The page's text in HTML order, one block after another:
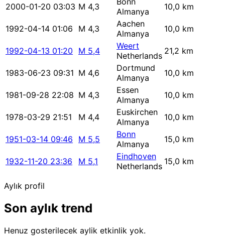
2000-01-20 03:03 M 4,3
Almanya
10,0 km
1992-04-14 01:06 M 4,3
Aachen
Almanya
10,0 km
1992-04-13 01:20 M 5,4
Weert
Netherlands 21,2 km
1983-06-23 09:31 M 4,6
Dortmund
Almanya
10,0 km
1981-09-28 22:08 M 4,3
Essen
Almanya
10,0 km
1978-03-29 21:51 M 4,4
Euskirchen
Almanya
10,0 km
1951-03-14 09:46 M 5,5
Bonn
Almanya
15,0 km
1932-11-20 23:36 M 5,1
Eindhoven
Netherlands 15,0 km
Aylık profil
Son aylık trend
Henuz gosterilecek aylik etkinlik yok.